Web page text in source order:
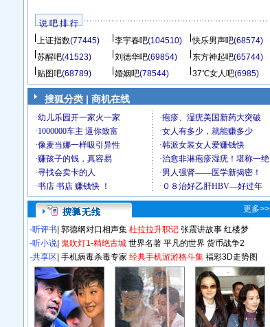
说 吧 排 行
上证指数(77445) 李宇春吧(104510) 快乐男声吧(68574)
苏醒吧(41523) 刘德华吧(69854) 东方神起吧(65744)
贴图吧(68789) 婚姻吧(78544) 37℃女人吧(6985)
搜狐分类 | 商机在线
更多>>
·听评书 郭德纲对口相声集 杜拉拉升职记 张震讲故事 红楼梦
·听小说 鬼吹灯1-精绝古城 世界名著 平凡的世界 货币战争2
·共享区 手机病毒杀毒专家 经典手机游游格斗集 福彩3D走势图